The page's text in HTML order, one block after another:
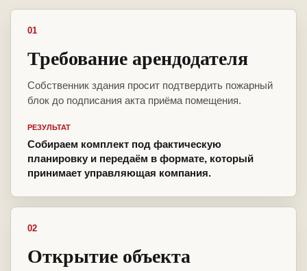
01
Требование арендодателя
Собственник здания просит подтвердить пожарный
блок до подписания акта приёма помещения.
РЕЗУЛЬТАТ
Собираем комплект под фактическую
планировку и передаём в формате, который
принимает управляющая компания.
02
Открытие объекта